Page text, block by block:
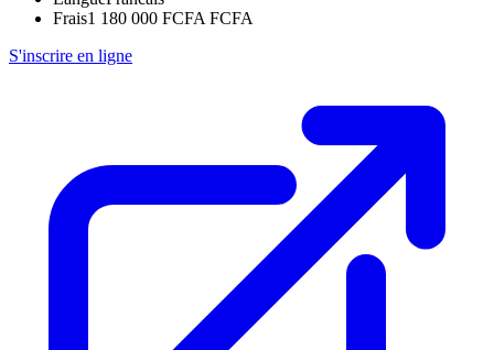
Frais1 180 000 FCFA FCFA
S'inscrire en ligne